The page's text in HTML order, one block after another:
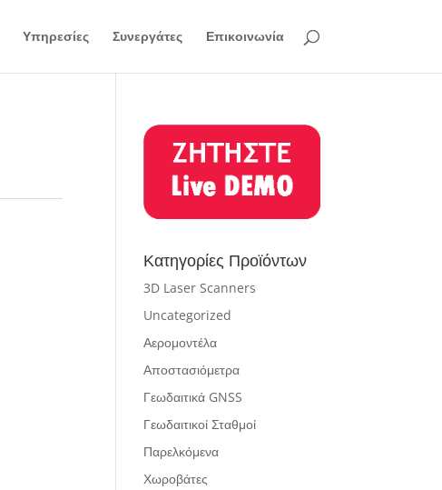
Υπηρεσίες Συνεργάτες Επικοινωνία
Κατηγορίες Προϊόντων
3D Laser Scanners
Uncategorized
Αερομοντέλα
Αποστασιόμετρα
Γεωδαιτικά GNSS
Γεωδαιτικοί Σταθμοί
Παρελκόμενα
Χωροβάτες